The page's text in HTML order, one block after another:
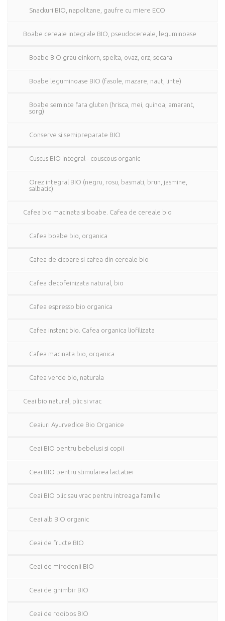
Snackuri BIO, napolitane, gaufre cu miere ECO
Boabe cereale integrale BIO, pseudocereale, leguminoase
Boabe BIO grau einkorn, spelta, ovaz, orz, secara
Boabe leguminoase BIO (fasole, mazare, naut, linte)
Boabe seminte fara gluten (hrisca, mei, quinoa, amarant,
sorg)
Conserve si semipreparate BIO
Cuscus BIO integral - couscous organic
Orez integral BIO (negru, rosu, basmati, brun, jasmine,
salbatic)
Cafea bio macinata si boabe. Cafea de cereale bio
Cafea boabe bio, organica
Cafea de cicoare si cafea din cereale bio
Cafea decofeinizata natural, bio
Cafea espresso bio organica
Cafea instant bio. Cafea organica liofilizata
Cafea macinata bio, organica
Cafea verde bio, naturala
Ceai bio natural, plic si vrac
Ceaiuri Ayurvedice Bio Organice
Ceai BIO pentru bebelusi si copii
Ceai BIO pentru stimularea lactatiei
Ceai BIO plic sau vrac pentru intreaga familie
Ceai alb BIO organic
Ceai de fructe BIO
Ceai de mirodenii BIO
Ceai de ghimbir BIO
Ceai de rooibos BIO